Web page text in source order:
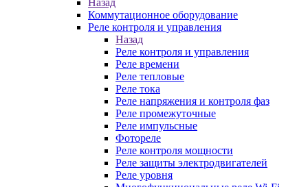
Назад
Коммутационное оборудование
Реле контроля и управления
Назад
Реле контроля и управления
Реле времени
Реле тепловые
Реле тока
Реле напряжения и контроля фаз
Реле промежуточные
Реле импульсные
Фотореле
Реле контроля мощности
Реле защиты электродвигателей
Реле уровня